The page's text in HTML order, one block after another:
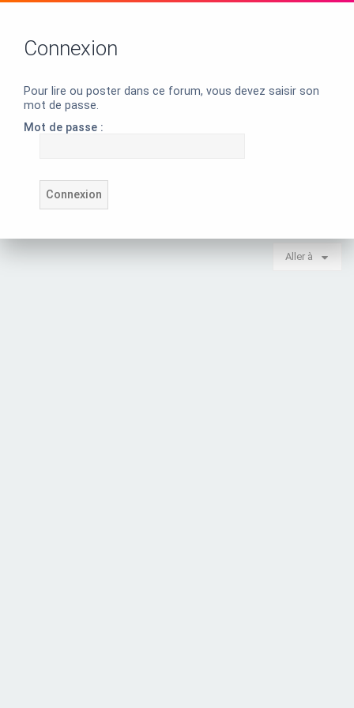
Connexion
Pour lire ou poster dans ce forum, vous devez saisir son
mot de passe.
Mot de passe :
Aller à